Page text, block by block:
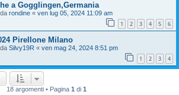
a Gogglingen,Germania
rondine « ven lug 05, 2024 11:09 am
1 2 3 4 5 6
Pirellone Milano
Silvy19R « ven mag 24, 2024 8:51 pm
1 2 3 4
18 argomenti • Pagina 1 di 1